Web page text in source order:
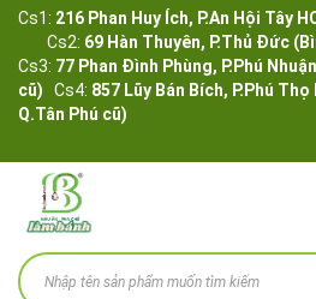
Cs1: 216 Phan Huy Ích, P.An Hội Tây
Cs2: 69 Hàn Thuyên, P.Thủ Đức
Cs3: 77 Phan Đình Phùng, P.Phú
cũ) Cs4: 857 Lũy Bán Bích, P.Phú
Q.Tân Phú cũ)